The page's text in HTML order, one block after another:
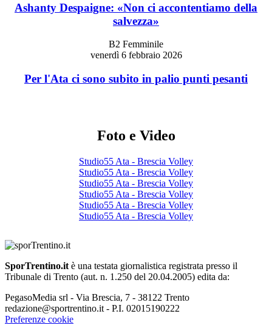
Ashanty Despaigne: «Non ci accontentiamo della
salvezza»
B2 Femminile
venerdì 6 febbraio 2026
Per l'Ata ci sono subito in palio punti pesanti
Foto e Video
Studio55 Ata - Brescia Volley
Studio55 Ata - Brescia Volley
Studio55 Ata - Brescia Volley
Studio55 Ata - Brescia Volley
Studio55 Ata - Brescia Volley
Studio55 Ata - Brescia Volley
SporTrentino.it è una testata giornalistica registrata presso il
Tribunale di Trento (aut. n. 1.250 del 20.04.2005) edita da:
PegasoMedia srl - Via Brescia, 7 - 38122 Trento
redazione@sportrentino.it - P.I. 02015190222
Preferenze cookie